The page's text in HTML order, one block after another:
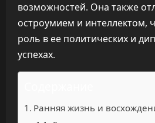
возможностей. Она также
остроумием и интеллектом,
роль в ее политических и
успехах.
Ранняя жизнь и